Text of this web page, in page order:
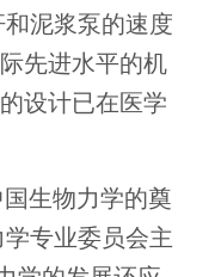
泥浆泵的速度
先进水平的机
设计已在医学
生物力学的奠
专业委员会主